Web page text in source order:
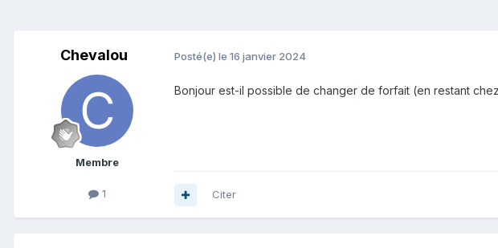
Chevalou
Membre
1
Posté(e) le 16 janvier 2024
Bonjour est-il possible de changer de forfait (en restant
Citer